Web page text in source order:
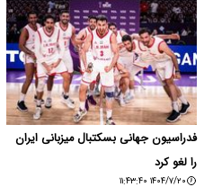
فدراسیون جهانی بسکتبال میزبانی ایران
را لغو کرد
۱۴۰۴/۷/۲۰ ۱۱:۴۳:۴۰